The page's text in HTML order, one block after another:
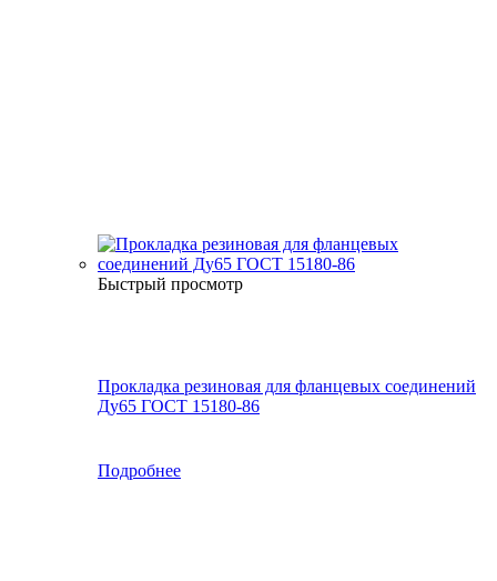
Быстрый просмотр
Прокладка резиновая для фланцевых соединений
Ду65 ГОСТ 15180-86
Подробнее